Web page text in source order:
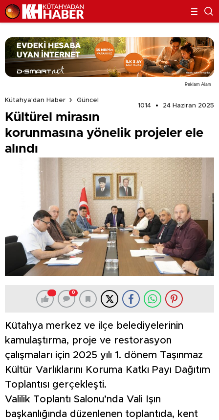
Reklam Alanı
Kütahya'dan Haber
Güncel
1014
24 Haziran 2025
Kültürel mirasın
korunmasına yönelik projeler ele
alındı
0
Kütahya merkez ve ilçe belediyelerinin
kamulaştırma, proje ve restorasyon
çalışmaları için 2025 yılı 1. dönem Taşınmaz
Kültür Varlıklarını Koruma Katkı Payı Dağıtım
Toplantısı gerçekleşti.
Valilik Toplantı Salonu’nda Vali Işın
başkanlığında düzenlenen toplantıda, kent